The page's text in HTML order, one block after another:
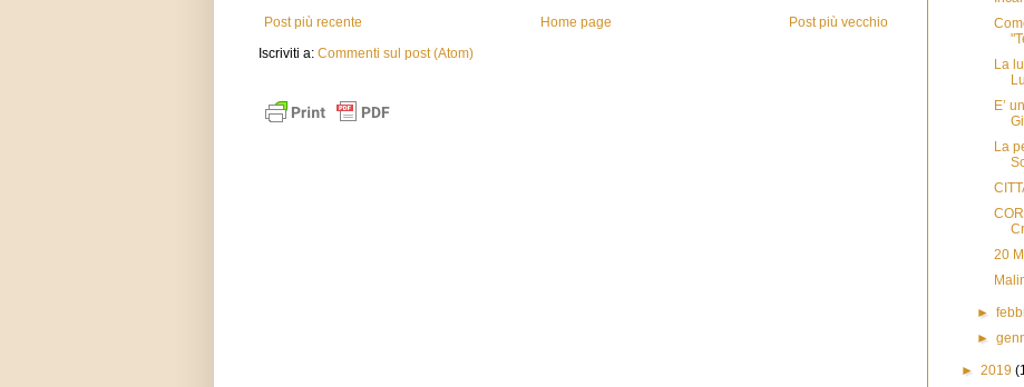
Post più recente Post più vecchio
Home page
Iscriviti a: Commenti sul post (Atom)
La
E’
La
20
►
►
► 2019